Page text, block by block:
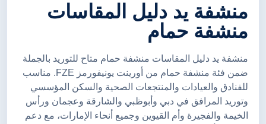
منشفة يد دليل المقاسات
منشفة حمام
منشفة يد دليل المقاسات منشفة حمام متاح للتوريد بالجملة
ضمن فئة منشفة حمام من أورينت يونيفورمز FZE. مناسب
للفنادق والعيادات والمنتجعات الصحية والسكن المؤسسي
وتوريد المرافق في دبي وأبوظبي والشارقة وعجمان ورأس
الخيمة والفجيرة وأم القيوين وجميع أنحاء الإمارات، مع دعم